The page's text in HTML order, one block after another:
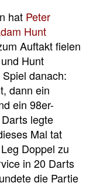
hat Peter
Hunt
Auftakt fielen
Hunt
danach:
dann ein
ein 98er-
legte
Mal tat
Doppel zu
in 20 Darts
die Partie